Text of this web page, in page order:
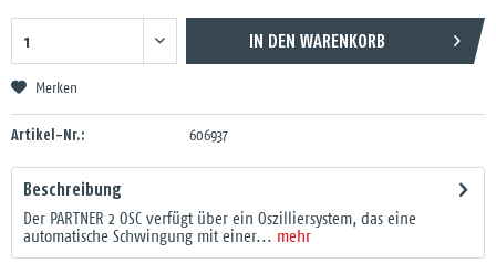
IN DEN WARENKORB
Merken
Artikel-Nr.: 606937
Beschreibung
Der PARTNER 2 OSC verfügt über ein Oszilliersystem, das eine
automatische Schwingung mit einer... mehr